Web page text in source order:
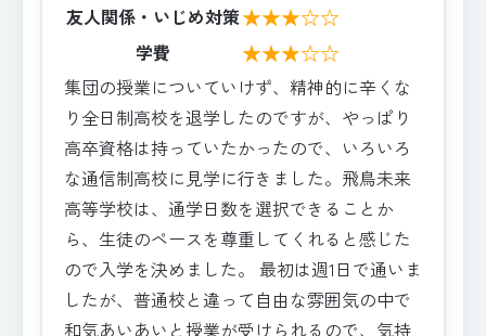
友人関係・いじめ対策★★★☆☆
学費 ★★★☆☆
集団の授業についていけず、精神的に辛くな
り全日制高校を退学したのですが、やっぱり
高卒資格は持っていたかったので、いろいろ
な通信制高校に見学に行きました。飛鳥未来
高等学校は、通学日数を選択できることか
ら、生徒のペースを尊重してくれると感じた
ので入学を決めました。 最初は週1日で通いま
したが、普通校と違って自由な雰囲気の中で
和気あいあいと授業が受けられるので、気持